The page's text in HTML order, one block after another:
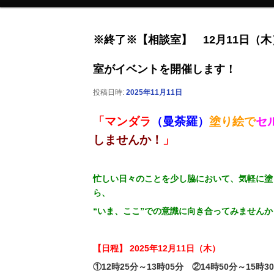
※終了※【相談室】 12月11日（木
室がイベントを開催します！
投稿日時:2025年11月11日
「マンダラ （曼荼羅）塗り絵でセ
しませんか！
」
忙しい日々のことを少し脇において、気軽に
ら、
“いま、ここ”での意識に向き合ってみません
【日程】 2025年12月11日（木）
①12時25分～13時05分 ②14時50分～15時